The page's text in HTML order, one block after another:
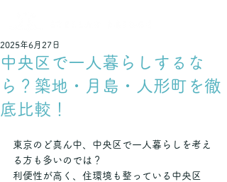
中央区で一人暮らしするな
ら？築地・月島・人形町を徹
底比較！
2025年6月27日
東京のど真ん中、中央区で一人暮らしを考え
る方も多いのでは？
利便性が高く、住環境も整っている中央区